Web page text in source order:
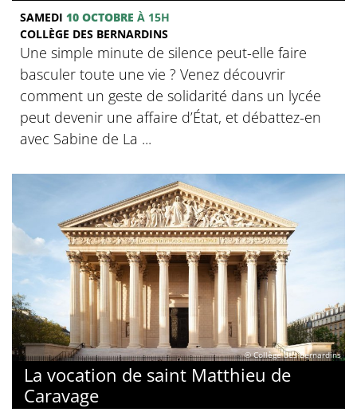
SAMEDI 10 OCTOBRE À 15H
COLLÈGE DES BERNARDINS
Une simple minute de silence peut-elle faire
basculer toute une vie ? Venez découvrir
comment un geste de solidarité dans un lycée
peut devenir une affaire d’État, et débattez-en
avec Sabine de La ...
© Collège des Bernardins
La vocation de saint Matthieu de
Caravage